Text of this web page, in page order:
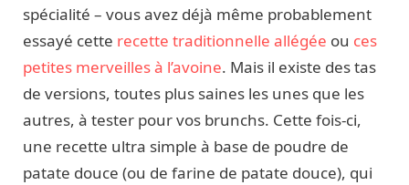
spécialité – vous avez déjà même probablement
essayé cette recette traditionnelle allégée ou ces
petites merveilles à l’avoine. Mais il existe des tas
de versions, toutes plus saines les unes que les
autres, à tester pour vos brunchs. Cette fois-ci,
une recette ultra simple à base de poudre de
patate douce (ou de farine de patate douce), qui